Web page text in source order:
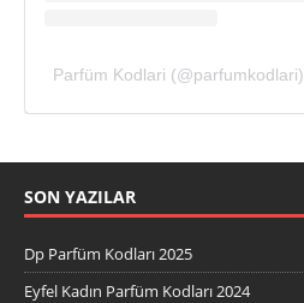
Parfüm Kodlari
SON YAZILAR
Dp Parfüm Kodları 2025
Eyfel Kadın Parfüm Kodları 2024